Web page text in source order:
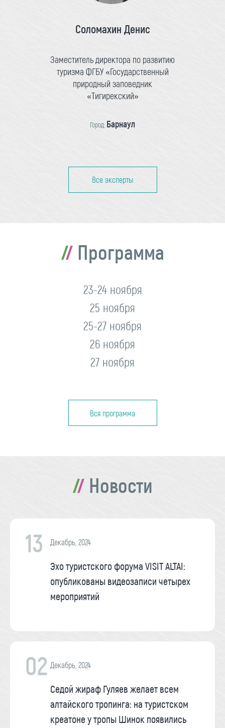
Соломахин Денис
Заместитель директора по развитию
туризма ФГБУ «Государственный
природный заповедник
«Тигирекский»
Город: Барнаул
Все эксперты
Программа
23-24 ноября
25 ноября
25-27 ноября
26 ноября
27 ноября
Вся программа
Новости
13 Декабрь, 2024
Эхо туристского форума VISIT ALTAI:
опубликованы видеозаписи четырех
мероприятий
02 Декабрь, 2024
Седой жираф Гуляев желает всем
алтайского тропинга: на туристском
креатоне у тропы Шинок появились